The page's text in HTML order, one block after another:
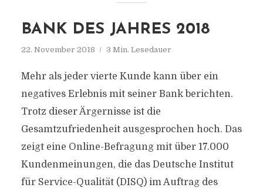
BANK DES JAHRES 2018
22. November 2018 3 Min. Lesedauer
Mehr als jeder vierte Kunde kann über ein
negatives Erlebnis mit seiner Bank berichten.
Trotz dieser Ärgernisse ist die
Gesamtzufriedenheit ausgesprochen hoch. Das
zeigt eine Online-Befragung mit über 17.000
Kundenmeinungen, die das Deutsche Institut
für Service-Qualität (DISQ) im Auftrag des